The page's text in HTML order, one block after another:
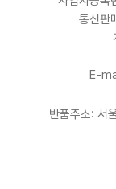
통신판
E-
반품주소: 서